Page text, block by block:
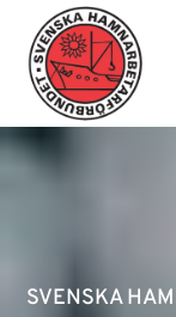
SVENSKA